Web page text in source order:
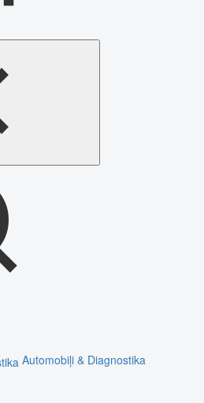
Automobiļi & Diagnostika